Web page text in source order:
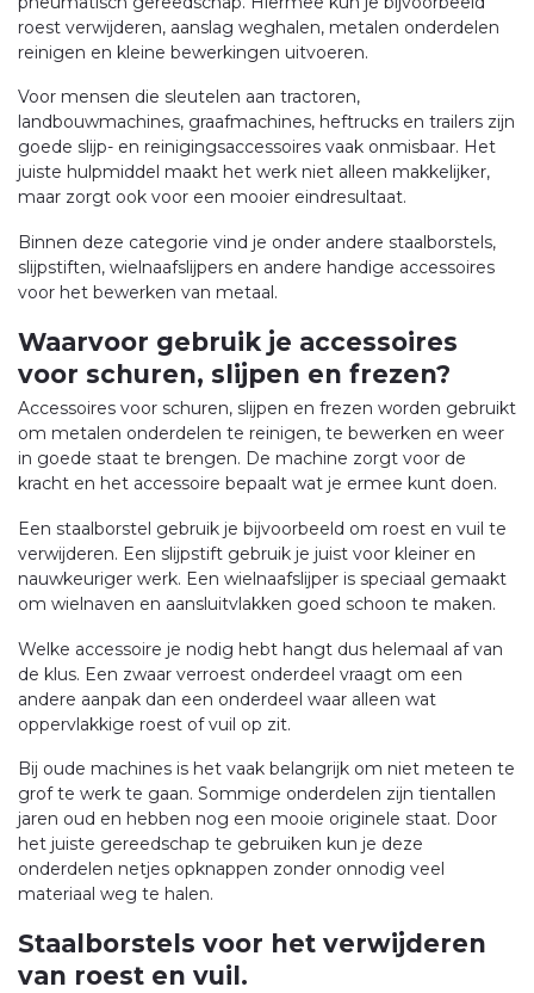
roest verwijderen, aanslag weghalen, metalen onderdelen
reinigen en kleine bewerkingen uitvoeren.
Voor mensen die sleutelen aan tractoren,
landbouwmachines, graafmachines, heftrucks en trailers zijn
goede slijp- en reinigingsaccessoires vaak onmisbaar. Het
juiste hulpmiddel maakt het werk niet alleen makkelijker,
maar zorgt ook voor een mooier eindresultaat.
Binnen deze categorie vind je onder andere staalborstels,
slijpstiften, wielnaafslijpers en andere handige accessoires
voor het bewerken van metaal.
Waarvoor gebruik je accessoires
voor schuren, slijpen en frezen?
Accessoires voor schuren, slijpen en frezen worden gebruikt
om metalen onderdelen te reinigen, te bewerken en weer
in goede staat te brengen. De machine zorgt voor de
kracht en het accessoire bepaalt wat je ermee kunt doen.
Een staalborstel gebruik je bijvoorbeeld om roest en vuil te
verwijderen. Een slijpstift gebruik je juist voor kleiner en
nauwkeuriger werk. Een wielnaafslijper is speciaal gemaakt
om wielnaven en aansluitvlakken goed schoon te maken.
Welke accessoire je nodig hebt hangt dus helemaal af van
de klus. Een zwaar verroest onderdeel vraagt om een
andere aanpak dan een onderdeel waar alleen wat
oppervlakkige roest of vuil op zit.
Bij oude machines is het vaak belangrijk om niet meteen te
grof te werk te gaan. Sommige onderdelen zijn tientallen
jaren oud en hebben nog een mooie originele staat. Door
het juiste gereedschap te gebruiken kun je deze
onderdelen netjes opknappen zonder onnodig veel
materiaal weg te halen.
Staalborstels voor het verwijderen
van roest en vuil.